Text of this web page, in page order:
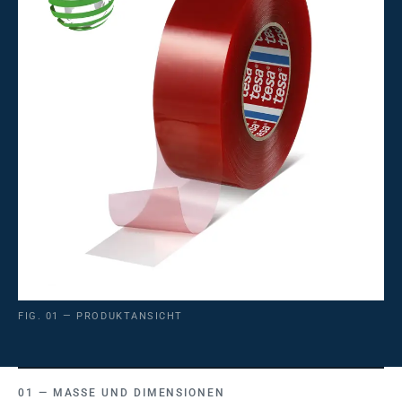
FIG. 01 — PRODUKTANSICHT
MASSE UND DIMENSIONEN